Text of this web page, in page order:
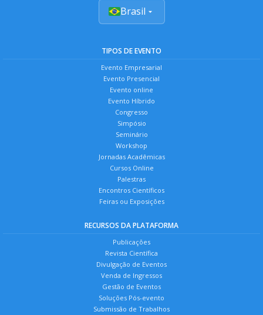
Brasil
TIPOS DE EVENTO
Evento Empresarial
Evento Presencial
Evento online
Evento Híbrido
Congresso
Simpósio
Seminário
Workshop
Jornadas Acadêmicas
Cursos Online
Palestras
Encontros Científicos
Feiras ou Exposições
RECURSOS DA PLATAFORMA
Publicações
Revista Científica
Divulgação de Eventos
Venda de Ingressos
Gestão de Eventos
Soluções Pós-evento
Submissão de Trabalhos